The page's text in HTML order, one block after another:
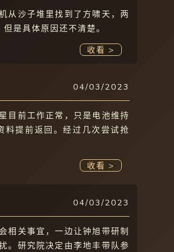
从沙子堆里找到了方啸天，两
是具体原因还不清楚。
收看 >
04/03/2023
目前工作正常，只是电池维持
料提前返回。经过几次尝试抢
收看 >
04/03/2023
相关事宜，一边让钟旭带研制
。研究院决定由李地丰带队参